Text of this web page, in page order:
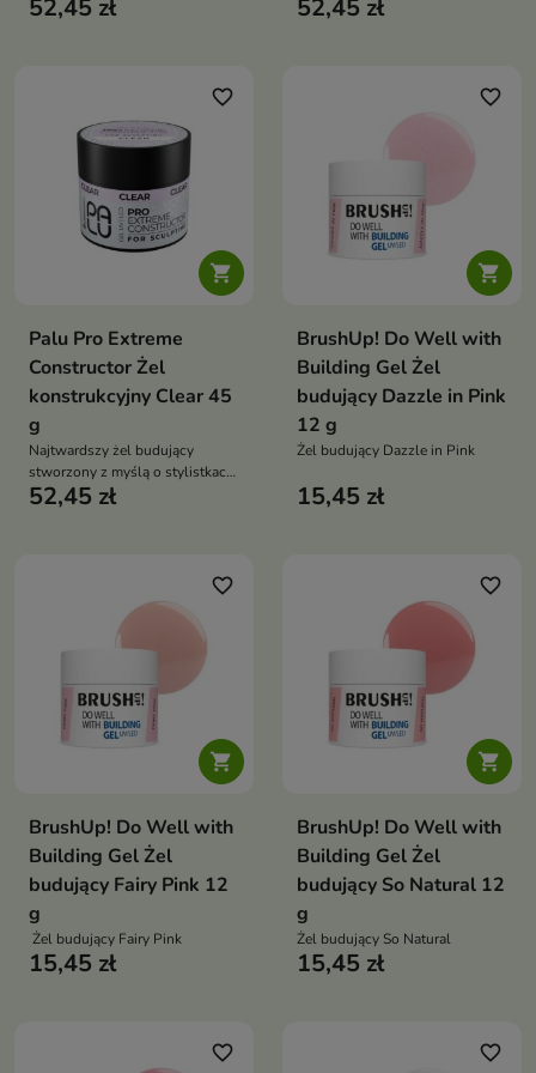
pieczenia w lampie technika bez
52,45 zł
pieczenia w lampie technika bez
52,45 zł

favorite_border
Palu Pro Extreme
Constructor Żel
konstrukcyjny Clear 45
g
Najtwardszy żel budujący
stworzony z myślą o stylistkach,
które oczekują niezawodnej
52,45 zł

favorite_border
BrushUp! Do Well with
Building Gel Żel
budujący Dazzle in Pink
12 g
Żel budujący Dazzle in Pink
15,45 zł

favorite_border
BrushUp! Do Well with
Building Gel Żel
budujący Fairy Pink 12
g
Żel budujący Fairy Pink
15,45 zł

favorite_border
BrushUp! Do Well with
Building Gel Żel
budujący So Natural 12
g
Żel budujący So Natural
15,45 zł
favorite_border favorite_border